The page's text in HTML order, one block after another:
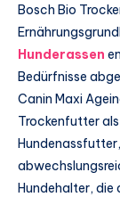
Bosch Bio
Hunderassen
Bedürfnisse
Canin Maxi
Trockenfutter
Hundehalter,